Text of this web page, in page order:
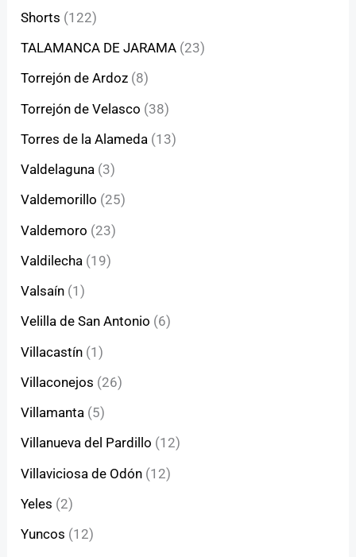
Shorts (122)
TALAMANCA DE JARAMA (23)
Torrejón de Ardoz (8)
Torrejón de Velasco (38)
Torres de la Alameda (13)
Valdelaguna (3)
Valdemorillo (25)
Valdemoro (23)
Valdilecha (19)
Valsaín (1)
Velilla de San Antonio (6)
Villacastín (1)
Villaconejos (26)
Villamanta (5)
Villanueva del Pardillo (12)
Villaviciosa de Odón (12)
Yeles (2)
Yuncos (12)